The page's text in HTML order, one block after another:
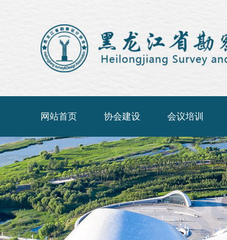
网站首页 协会建设 会议培训